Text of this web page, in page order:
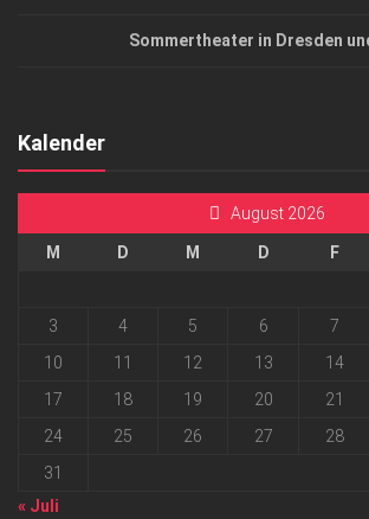
Sommertheater in Dresden
Kalender
August 2026
M D M D F
3
4 5 6 7
10
11 12 13 14
17
18 19 20 21
24
25 26 27 28
31
« Juli